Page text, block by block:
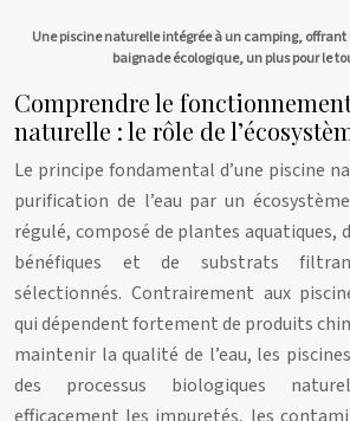
Une piscine naturelle intégrée à un camping,
baignade écologique, un plus pour le
Comprendre le
naturelle : le rôle de
Le principe fondamental d’une piscine
purification de l’eau par un
régulé, composé de plantes aquatiques,
bénéfiques et de substrats
sélectionnés. Contrairement aux
qui dépendent fortement de produits
maintenir la qualité de l’eau, les
des processus biologiques